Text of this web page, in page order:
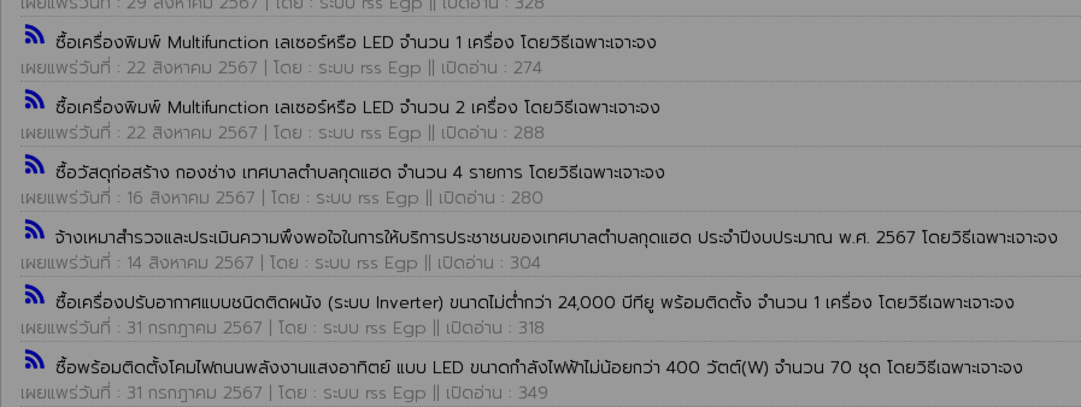
rss_feed ซื้อเครื่องพิมพ์ Multifunction เลเซอร์หรือ LED จำนวน 1 เครื่อง โดยวิธีเฉพาะเจาะจง
เผยแพร่วันที่ : 22 สิงหาคม 2567 | โดย : ระบบ rss Egp || เปิดอ่าน : 274
rss_feed ซื้อเครื่องพิมพ์ Multifunction เลเซอร์หรือ LED จำนวน 2 เครื่อง โดยวิธีเฉพาะเจาะจง
เผยแพร่วันที่ : 22 สิงหาคม 2567 | โดย : ระบบ rss Egp || เปิดอ่าน : 288
rss_feed ซื้อวัสดุก่อสร้าง กองช่าง เทศบาลตำบลกุดแฮด จำนวน 4 รายการ โดยวิธีเฉพาะเจาะจง
เผยแพร่วันที่ : 16 สิงหาคม 2567 | โดย : ระบบ rss Egp || เปิดอ่าน : 280
rss_feed จ้างเหมาสำรวจและประเมินความพึงพอใจในการให้บริการประชาชนของเทศบาลตำบลกุดแฮด ประจำปีงบประมาณ พ.ศ. 2567 โดยวิธีเฉพาะเจาะจง
เผยแพร่วันที่ : 14 สิงหาคม 2567 | โดย : ระบบ rss Egp || เปิดอ่าน : 304
rss_feed ซื้อเครื่องปรับอากาศแบบชนิดติดผนัง (ระบบ Inverter) ขนาดไม่ต่ำกว่า 24,000 บีทียู พร้อมติดตั้ง จำนวน 1 เครื่อง โดยวิธีเฉพาะเจาะจง
เผยแพร่วันที่ : 31 กรกฎาคม 2567 | โดย : ระบบ rss Egp || เปิดอ่าน : 318
rss_feed ซื้อพร้อมติดตั้งโคมไฟถนนพลังงานแสงอาทิตย์ แบบ LED ขนาดกำลังไฟฟ้าไม่น้อยกว่า 400 วัตต์(W) จำนวน 70 ชุด โดยวิธีเฉพาะเจาะจง
เผยแพร่วันที่ : 31 กรกฎาคม 2567 | โดย : ระบบ rss Egp || เปิดอ่าน : 349